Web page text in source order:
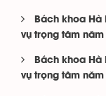
Bách khoa Hà
vụ trọng tâm năm
Bách khoa Hà
vụ trọng tâm năm